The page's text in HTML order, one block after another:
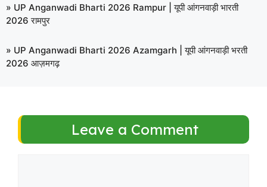
» UP Anganwadi Bharti 2026 Rampur | यूपी आंगनवाड़ी भारती
2026 रामपुर
» UP Anganwadi Bharti 2026 Azamgarh | यूपी आंगनवाड़ी भरती
2026 आज़मगढ़
Leave a Comment